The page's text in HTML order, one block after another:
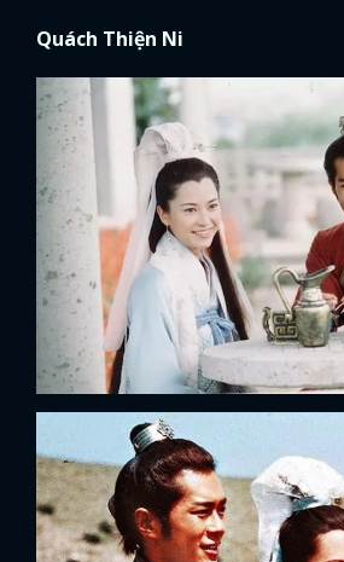
Quách Thiện Ni